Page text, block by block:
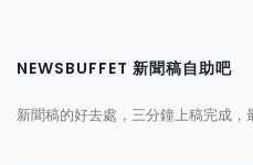
NEWSBUFFET 新聞稿自助吧
新聞稿的好去處，三分鐘上稿完成，